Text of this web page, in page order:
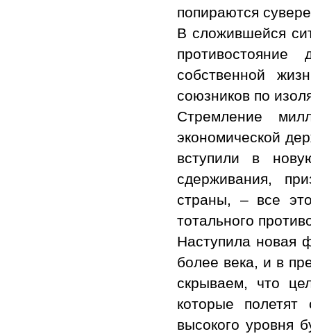
попираются
В сложившейся
собственной
союзников по
Стремление
экономической
вступили в
сдерживания,
страны, – все
тотального
Наступила новая
более века, и в
скрываем, что
которые
высокого уровня